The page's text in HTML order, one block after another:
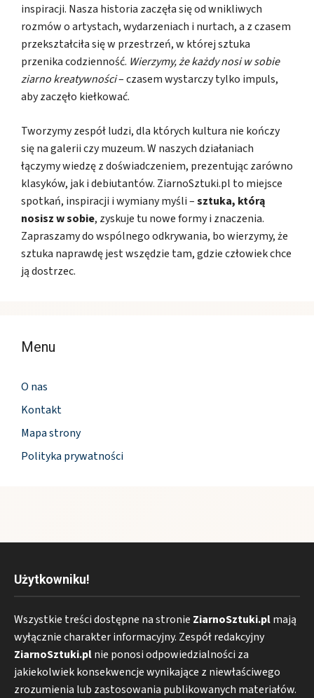
inspiracji. Nasza historia zaczęła się od wnikliwych
rozmów o artystach, wydarzeniach i nurtach, a z czasem
przekształciła się w przestrzeń, w której sztuka
przenika codzienność. Wierzymy, że każdy nosi w sobie
ziarno kreatywności– czasem wystarczy tylko impuls,
aby zaczęło kiełkować.
Tworzymy zespół ludzi, dla których kultura nie kończy
się na galerii czy muzeum. W naszych działaniach
łączymy wiedzę z doświadczeniem, prezentując zarówno
klasyków, jak i debiutantów. ZiarnoSztuki.pl to miejsce
spotkań, inspiracji i wymiany myśli –sztuka, którą
nosisz w sobie, zyskuje tu nowe formy i znaczenia.
Zapraszamy do wspólnego odkrywania, bo wierzymy, że
sztuka naprawdę jest wszędzie tam, gdzie człowiek chce
ją dostrzec.
Menu
O nas
Kontakt
Mapa strony
Polityka prywatności
Użytkowniku!
Wszystkie treści dostępne na stronie ZiarnoSztuki.plmają
wyłącznie charakter informacyjny. Zespół redakcyjny
ZiarnoSztuki.plnie ponosi odpowiedzialności za
jakiekolwiek konsekwencje wynikające z niewłaściwego
zrozumienia lub zastosowania publikowanych materiałów.